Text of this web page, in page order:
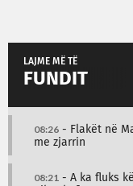
LAJME MË TË
FUNDIT
08:26 - Flakët në
me zjarrin
08:21 - A ka fluks